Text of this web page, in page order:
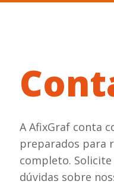
A AfixGraf conta
preparados para
completo.
dúvidas sobre